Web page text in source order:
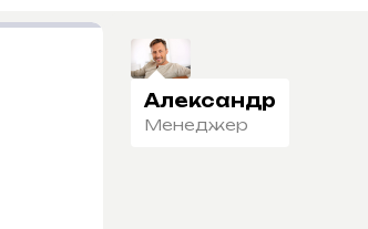
Александр
Менеджер